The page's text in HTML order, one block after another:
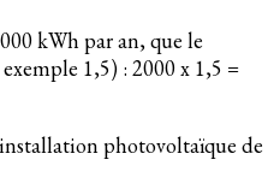
kWh par an, que le
1,5) : 2000 x 1,5 =
installation photovoltaïque de